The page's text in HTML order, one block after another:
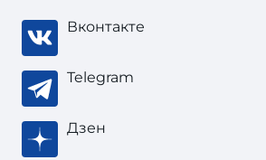
Вконтакте
Telegram
Дзен